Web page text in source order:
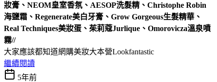
妝膏、NEOM皇室香氛、AESOP洗髮精、Christophe Robin
海鹽霜、Regenerate美白牙膏、Grow Gorgeous生髮精華、
Real Techniques美妝蛋、茱莉蔻Jurlique、Omorovicza溫泉噴
霧//
大家應該都知道網購美妝大本營Lookfantastic
繼續閱讀
5年前